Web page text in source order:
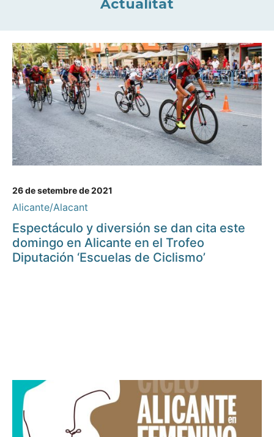
Actualitat
26 de setembre de 2021
Alicante/Alacant
Espectáculo y diversión se dan cita este
domingo en Alicante en el Trofeo
Diputación ‘Escuelas de Ciclismo’